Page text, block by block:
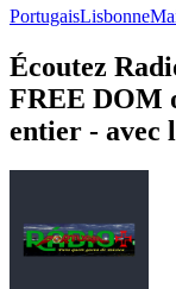
PortugaisLisbonne
Écoutez
FREE DOM
entier - avec